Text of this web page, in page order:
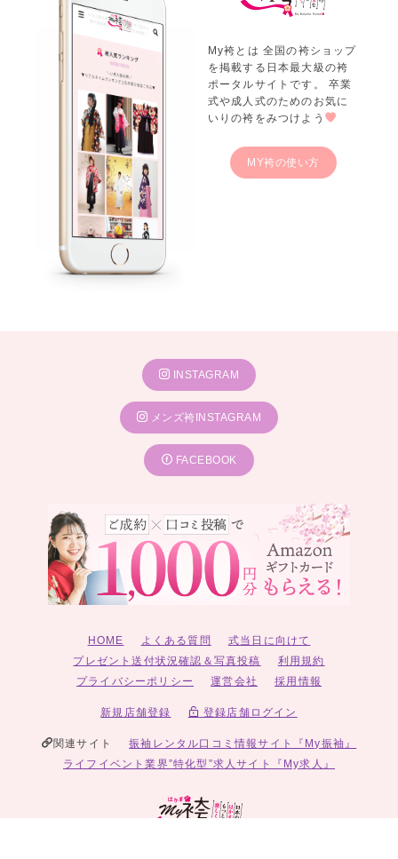
My袴とは 全国の袴ショップ
を掲載する日本最大級の袴
ポータルサイトです。 卒業
式や成人式のためのお気に
いりの袴をみつけよう
MY袴の使い方
INSTAGRAM
メンズ袴INSTAGRAM
FACEBOOK
HOME よくある質問
式当日に向けて
プレゼント送付状況確認＆写真投稿
利用規約
プライバシーポリシー
運営会社 採用情報
新規店舗登録 登録店舗ログイン
関連サイト
振袖レンタル口コミ情報サイト『My振袖』
ライフイベント業界”特化型”求人サイト『My求人』